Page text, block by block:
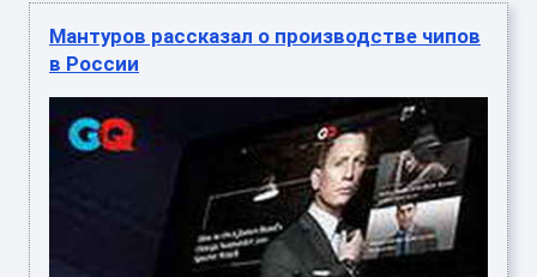
Мантуров рассказал о производстве чипов
в России